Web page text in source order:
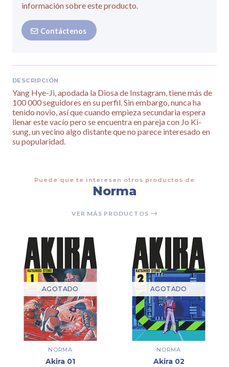
información sobre este producto.
Contáctenos
DESCRIPCIÓN
Yang Hye-Ji, apodada la Diosa de Instagram, tiene más de
100 000 seguidores en su perfil. Sin embargo, nunca ha
tenido novio, así que cuando empieza secundaria espera
llenar este vacío pero se encuentra en pareja con Jo Ki-
sung, un vecino algo distante que no parece interesado en
su popularidad.
Puede que te interesen otros productos de
Norma
VER MÁS PRODUCTOS
AGOTADO
NORMA
Akira 01
AGOTADO
NORMA
Akira 02